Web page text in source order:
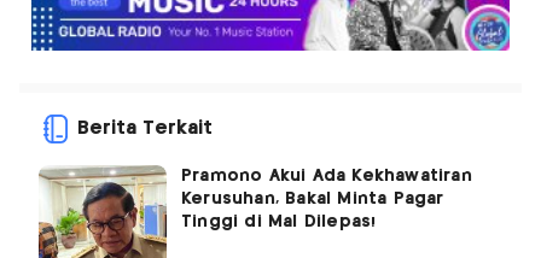
Berita Terkait
Pramono Akui Ada Kekhawatiran
Kerusuhan, Bakal Minta Pagar
Tinggi di Mal Dilepas!